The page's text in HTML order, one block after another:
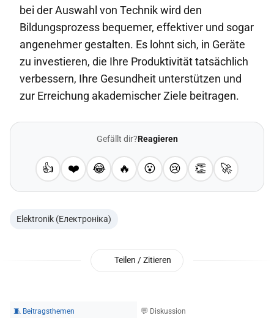
bei der Auswahl von Technik wird den
Bildungsprozess bequemer, effektiver und sogar
angenehmer gestalten. Es lohnt sich, in Geräte
zu investieren, die Ihre Produktivität tatsächlich
verbessern, Ihre Gesundheit unterstützen und
zur Erreichung akademischer Ziele beitragen.
Gefällt dir?Reagieren
👍 ❤️ 😂 🔥 😮 😢 👏 🚀
Elektronik (Електроніка)
Teilen / Zitieren
🧵 Beitragsthemen 💬 Diskussion